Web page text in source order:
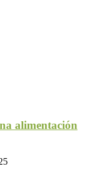
alimentación